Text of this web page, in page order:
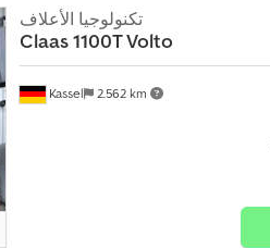
Kassel 2.562 km
تكنولوجيا الأعلاف
Claas1100T Volto